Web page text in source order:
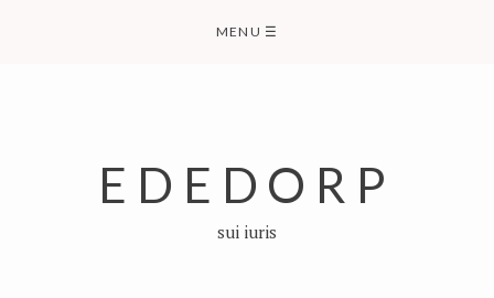
MENU ☰
EDEDORP
sui iuris